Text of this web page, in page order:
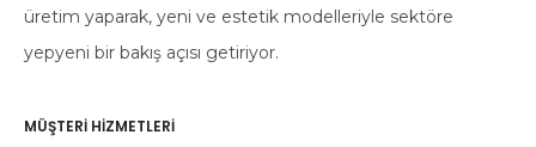
üretim yaparak, yeni ve estetik modelleriyle sektöre
yepyeni bir bakış açısı getiriyor.
MÜŞTERI HIZMETLERI